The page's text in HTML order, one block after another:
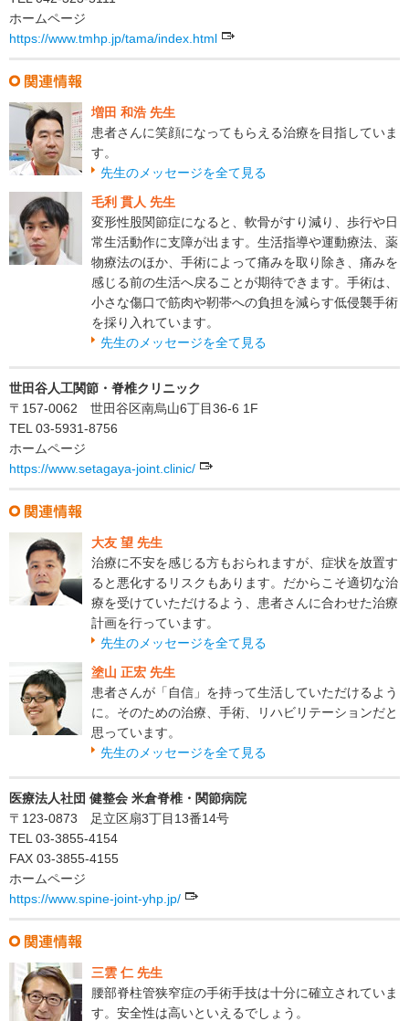
ホームページ
https://www.tmhp.jp/tama/index.html
増田 和浩 先生
患者さんに笑顔になってもらえる治療を目指していま
す。
先生のメッセージを全て見る
毛利 貫人 先生
変形性股関節症になると、軟骨がすり減り、歩行や日
常生活動作に支障が出ます。生活指導や運動療法、薬
物療法のほか、手術によって痛みを取り除き、痛みを
感じる前の生活へ戻ることが期待できます。手術は、
小さな傷口で筋肉や靭帯への負担を減らす低侵襲手術
を採り入れています。
先生のメッセージを全て見る
世田谷人工関節・脊椎クリニック
〒157-0062 世田谷区南烏山6丁目36-6 1F
TEL 03-5931-8756
ホームページ
https://www.setagaya-joint.clinic/
大友 望 先生
治療に不安を感じる方もおられますが、症状を放置す
ると悪化するリスクもあります。だからこそ適切な治
療を受けていただけるよう、患者さんに合わせた治療
計画を行っています。
先生のメッセージを全て見る
塗山 正宏 先生
患者さんが「自信」を持って生活していただけるよう
に。そのための治療、手術、リハビリテーションだと
思っています。
先生のメッセージを全て見る
医療法人社団 健整会 米倉脊椎・関節病院
〒123-0873 足立区扇3丁目13番14号
TEL 03-3855-4154
FAX 03-3855-4155
ホームページ
https://www.spine-joint-yhp.jp/
三雲 仁 先生
腰部脊柱管狭窄症の手術手技は十分に確立されていま
す。安全性は高いといえるでしょう。